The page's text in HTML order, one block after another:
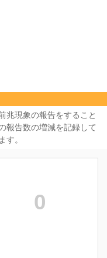
兆現象の報告をすること
報告数の増減を記録して
す。